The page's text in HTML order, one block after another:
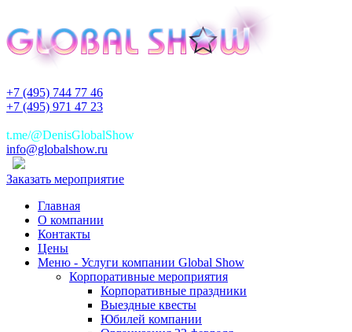
+7 (495) 744 77 46
+7 (495) 971 47 23
t.me/@DenisGlobalShow
info@globalshow.ru
Заказать мероприятие
Главная
О компании
Контакты
Цены
Меню - Услуги компании Global Show
Корпоративные мероприятия
Корпоративные праздники
Выездные квесты
Юбилей компании